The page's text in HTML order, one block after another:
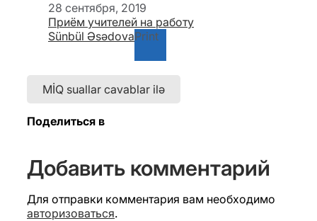
28 сентября, 2019
Приём учителей на работу
Sünbül ƏsədovaPrint
MİQ suallar cavablar ilə
Поделиться в
Добавить комментарий
Для отправки комментария вам необходимо
авторизоваться.